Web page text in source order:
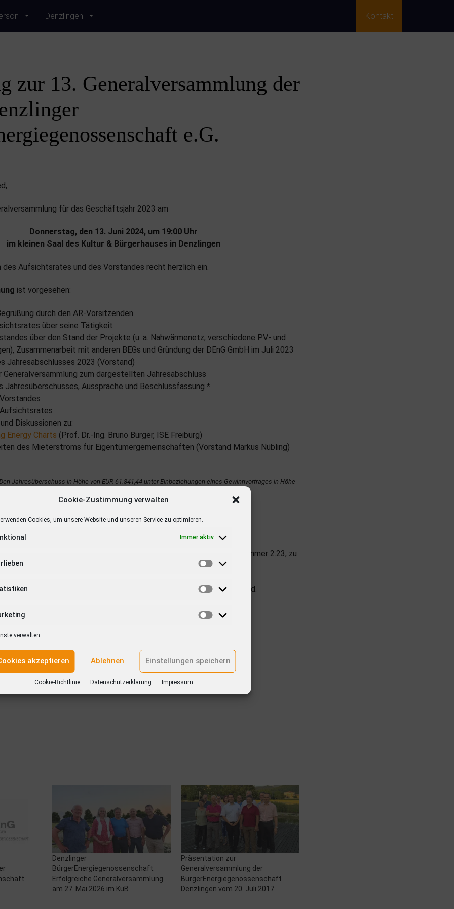
Cookie-Zustimmung verwalten
Cookies, um unsere Website und unseren Service zu optimieren.
Immer aktiv
verwalten
akzeptieren Ablehnen Einstellungen speichern
Cookie-Richtlinie Datenschutzerklärung Impressum
Denzlingen Kontakt
zur 13. Generalversammlung der
e.G.
für das Geschäftsjahr 2023 am
Donnerstag, den 13. Juni 2024, um 19:00 Uhr
im kleinen Saal des Kultur & Bürgerhauses in Denzlingen
des Aufsichtsrates und des Vorstandes recht herzlich ein.
ist vorgesehen:
durch den AR-Vorsitzenden
über seine Tätigkeit
über den Stand der Projekte (u. a. Nahwärmenetz, verschiedene PV- und
Zusammenarbeit mit anderen BEGs und Gründung der DEnG GmbH im Juli 2023
Jahresabschlusses 2023 (Vorstand)
Generalversammlung zum dargestellten Jahresabschluss
Jahresüberschusses, Aussprache und Beschlussfassung *
Diskussionen zu:
Energy Charts (Prof. Dr.-Ing. Bruno Burger, ISE Freiburg)
des Mieterstroms für Eigentümergemeinschaften (Vorstand Markus Nübling)
Jahresüberschuss in Höhe von EUR 61.841,44 unter Einbeziehungen eines Gewinnvortrages in Höhe
verwenden:
EUR 55.793,50
wird vom Aufsichtsrat befürwortet.
Jahresabschluss 2023 liegt zur Ansicht im Rathaus Denzlingen, Zimmer 2.23, zu
aus.
der Stimmübertragung per Vollmacht an ein anderes Mitglied.
Denzlinger
BürgerEnergiegenossenschaft:
Erfolgreiche Generalversammlung
am 27. Mai 2026 im KuB
Präsentation zur
Generalversammlung der
BürgerEnergiegenossenschaft
Denzlingen vom 20. Juli 2017